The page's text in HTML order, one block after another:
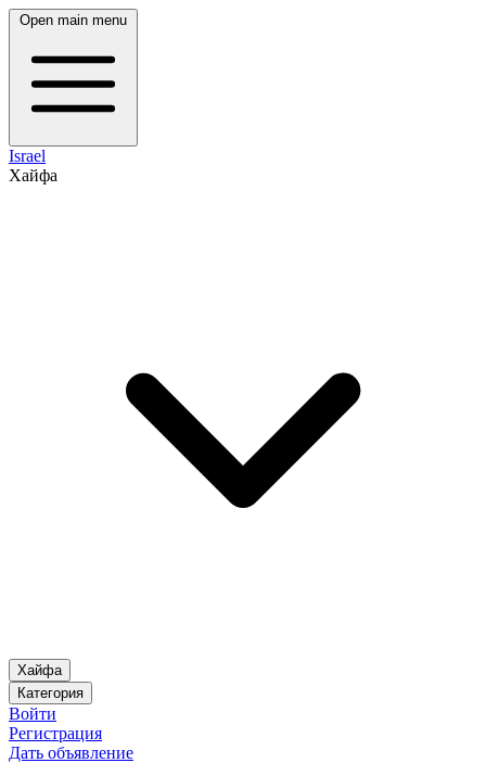
Open main menu
Israel
Хайфа
Хайфа
Категория
Войти
Регистрация
Дать объявление